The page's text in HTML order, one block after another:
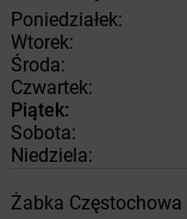
Poniedziałek:
Wtorek:
Środa:
Czwartek:
Piątek:
Sobota:
Niedziela:
Żabka Częstochowa